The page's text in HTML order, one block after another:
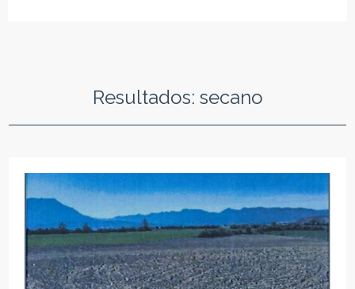
Resultados: secano